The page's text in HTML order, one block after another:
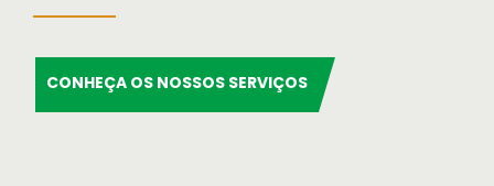
SOS Atendimento 24 Horas
CONHEÇA OS NOSSOS SERVIÇOS